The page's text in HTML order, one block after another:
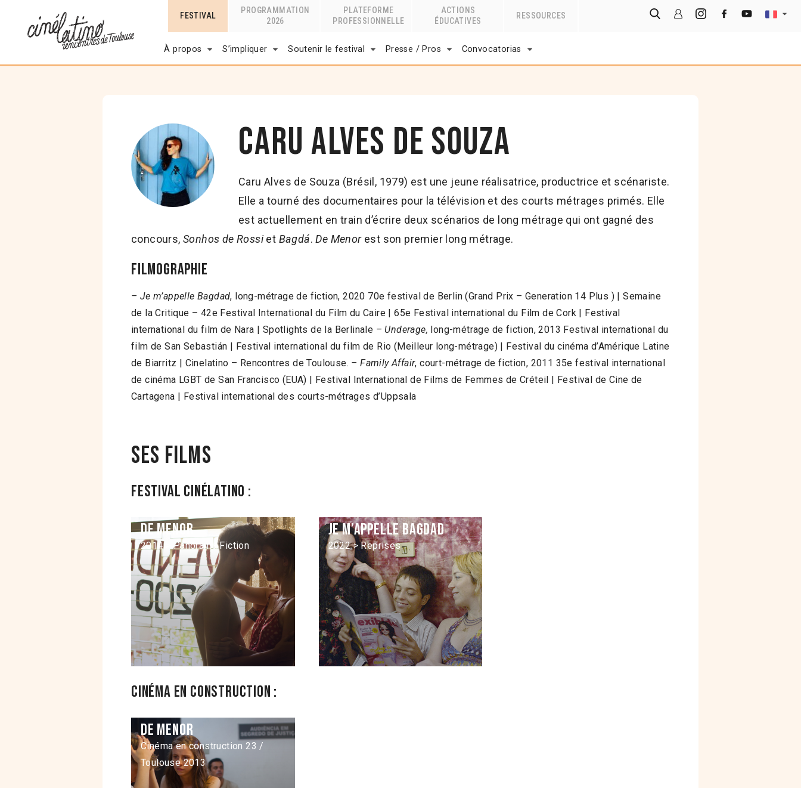
FESTIVAL
PROGRAMMATION
2026
PLATEFORME
PROFESSIONNELLE
ACTIONS
ÉDUCATIVES
RESSOURCES
À propos S’impliquer Soutenir le festival Presse / Pros Convocatorias
Caru Alves de Souza
Caru Alves de Souza (Brésil, 1979) est une jeune réalisatrice, productrice et scénariste.
Elle a tourné des documentaires pour la télévision et des courts métrages primés. Elle
est actuellement en train d’écrire deux scénarios de long métrage qui ont gagné des
concours,Sonhos de Rossiet Bagdá.De Menorest son premier long métrage.
Filmographie
– Je m’appelle Bagdad, long-métrage de fiction, 2020 70e festival de Berlin (Grand Prix – Generation 14 Plus ) | Semaine
de la Critique – 42e Festival International du Film du Caire | 65e Festival international du Film de Cork | Festival
international du film de Nara | Spotlights de la Berlinale – Underage, long-métrage de fiction, 2013 Festival international du
film de San Sebastián | Festival international du film de Rio (Meilleur long-métrage) | Festival du cinéma d’Amérique Latine
de Biarritz | Cinelatino – Rencontres de Toulouse. – Family Affair, court-métrage de fiction, 2011 35e festival international
de cinéma LGBT de San Francisco (EUA) | Festival International de Films de Femmes de Créteil | Festival de Cine de
Cartagena | Festival international des courts-métrages d’Uppsala
Ses films
Festival Cinélatino :
De menor
2014 > Panorama Fiction
Je m’appelle Bagdad
2022 > Reprises
Cinéma en construction :
De Menor
Cinéma en construction 23 /
Toulouse 2013